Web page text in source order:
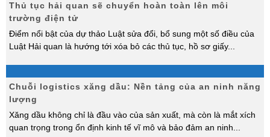
Thủ tục hải quan sẽ chuyển hoàn toàn lên môi
trường điện tử
Điểm nổi bật của dự thảo Luật sửa đổi, bổ sung một số điều của
Luật Hải quan là hướng tới xóa bỏ các thủ tục, hồ sơ giấy...
Chuỗi logistics xăng dầu: Nền tảng của an ninh năng
lượng
Xăng dầu không chỉ là đầu vào của sản xuất, mà còn là mắt xích
quan trọng trong ổn định kinh tế vĩ mô và bảo đảm an ninh